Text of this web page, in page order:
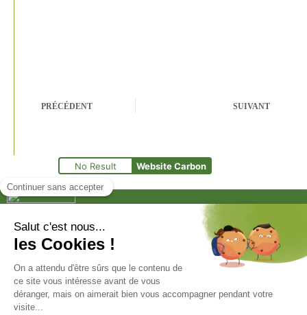
PRÉCÉDENT SUIVANT
No Result Website Carbon
Le Groupe CB est une entreprise familiale spécialisée
dans la transformation et la valorisation de la matière.
Groupe CB
1400 avenue de l’Europe 62 250 Leulinghen-Bernes